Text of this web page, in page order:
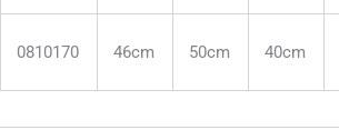
0810170 46cm 50cm 40cm